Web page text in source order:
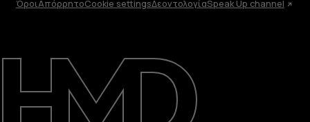
Επισκευή, επαναχρησιμοποίηση,
ανακύκλωση
Υποστήριξη
ΌροιΑπόρρητοCookie settingsΔεοντολογίαSpeak Up channel